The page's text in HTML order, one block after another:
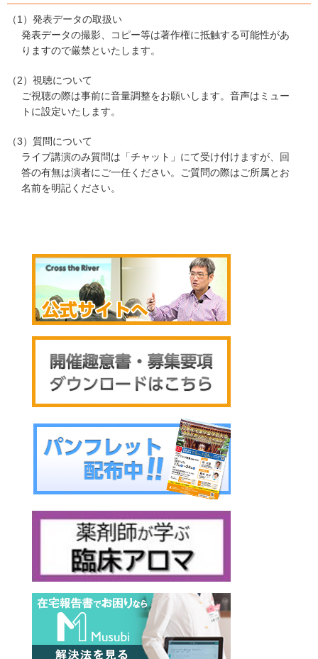
（1）発表データの取扱い
発表データの撮影、コピー等は著作権に抵触する可能性があ
りますので厳禁といたします。
（2）視聴について
ご視聴の際は事前に音量調整をお願いします。音声はミュー
トに設定いたします。
（3）質問について
ライブ講演のみ質問は「チャット」にて受け付けますが、回
答の有無は演者にご一任ください。ご質問の際はご所属とお
名前を明記ください。